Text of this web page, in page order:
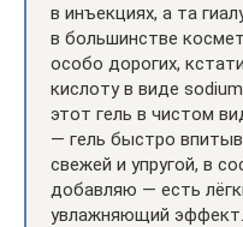
в инъекциях, а та
в большинстве
особо дорогих,
кислоту в виде
этот гель в чистом
— гель быстро
свежей и упругой, в
добавляю — есть
увлажняющий